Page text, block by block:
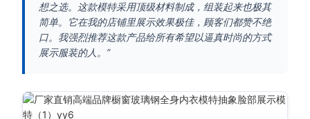
想之选。这款模特采用顶级材料制成，组装起来也极其
简单。它在我的店铺里展示效果极佳，顾客们都赞不绝
口。我强烈推荐这款产品给所有希望以逼真时尚的方式
展示服装的人。”